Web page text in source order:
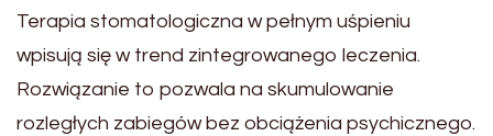
Terapia stomatologiczna w pełnym uśpieniu
wpisują się w trend zintegrowanego leczenia.
Rozwiązanie to pozwala na skumulowanie
rozległych zabiegów bez obciążenia psychicznego.